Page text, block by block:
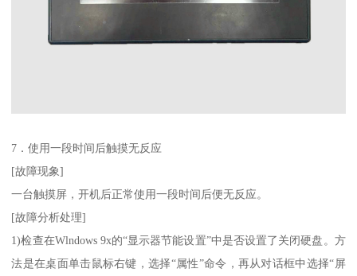
7．使用一段时间后触摸无反应
[故障现象]
一台触摸屏，开机后正常使用一段时间后便无反应。
[故障分析处理]
1)检查在Wlndows 9x的“显示器节能设置”中是否设置了关闭硬盘。方
法是在桌面单击鼠标右键，选择“属性”命令，再从对话框中选择“屏